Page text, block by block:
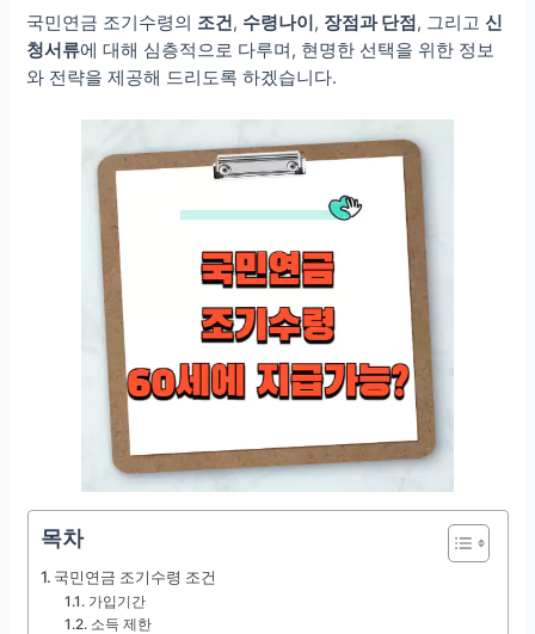
국민연금 조기수령의 조건, 수령나이, 장점과 단점, 그리고신
청서류에 대해 심층적으로 다루며, 현명한 선택을 위한 정보
와 전략을 제공해 드리도록 하겠습니다.
목차
국민연금 조기수령 조건
가입기간
소득 제한